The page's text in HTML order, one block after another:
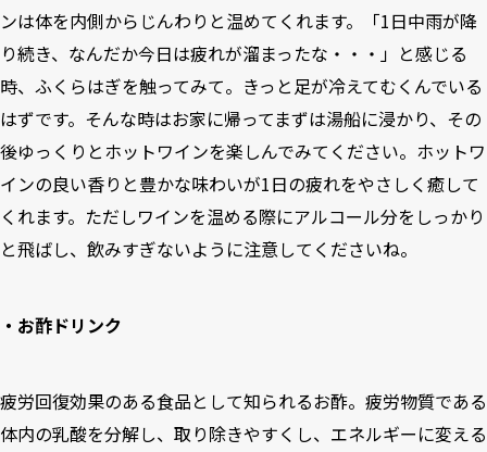
ンは体を内側からじんわりと温めてくれます。「1日中雨が降
り続き、なんだか今日は疲れが溜まったな・・・」と感じる
時、ふくらはぎを触ってみて。きっと足が冷えてむくんでいる
はずです。そんな時はお家に帰ってまずは湯船に浸かり、その
後ゆっくりとホットワインを楽しんでみてください。ホットワ
インの良い香りと豊かな味わいが1日の疲れをやさしく癒して
くれます。ただしワインを温める際にアルコール分をしっかり
と飛ばし、飲みすぎないように注意してくださいね。
・お酢ドリンク
疲労回復効果のある食品として知られるお酢。疲労物質である
体内の乳酸を分解し、取り除きやすくし、エネルギーに変える